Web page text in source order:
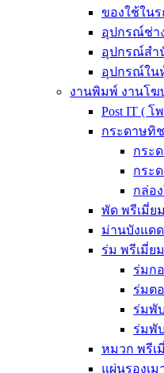
ของใช้ใน
อุปกรณ์ช่า
อุปกรณ์สำ
อุปกรณ์ใน
งานพิมพ์ งานโ
Post IT (
กระดาษทิ
กระ
กระ
กล่อ
พัด พรีเมี่ยม
ม่านบังแด
ร่ม พรีเมี่ยม
ร่มก
ร่มต
ร่มพั
ร่มพั
หมวก พรีเ
แผ่นรองเม